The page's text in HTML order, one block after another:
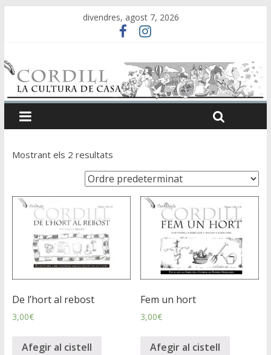
divendres, agost 7, 2026
Mostrant els 2 resultats
De l’hort al rebost
3,00€
Afegir al cistell
Fem un hort
3,00€
Afegir al cistell